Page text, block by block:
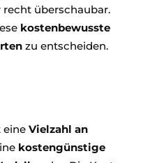
überschaubar.
kostenbewusste
zu entscheiden.
eine Vielzahl an
kostengünstige